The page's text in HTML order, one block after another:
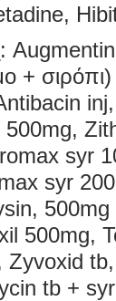
:
+
syr
syr
500mg,
Zyvoxid
tb +